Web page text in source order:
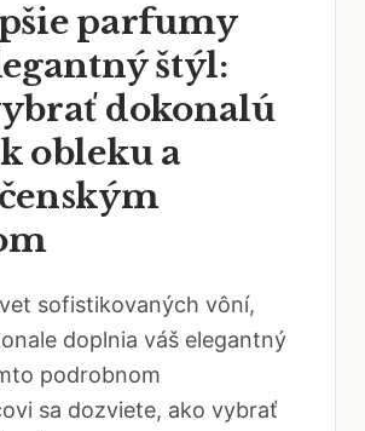
parfumy
štýl:
dokonalú
obleku a
sofistikovaných vôní,
doplnia váš elegantný
podrobnom
sa dozviete, ako vybrať